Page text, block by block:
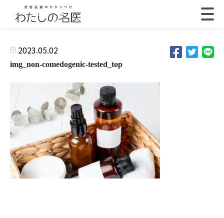
2023.05.02
img_non-comedogenic-tested_top